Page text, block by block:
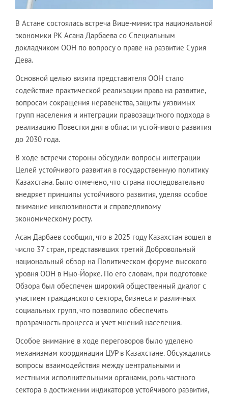
В Астане состоялась встреча Вице-министра национальной
экономики РК Асана Дарбаева со Специальным
докладчиком ООН по вопросу о праве на развитие Сурия
Дева.
Основной целью визита представителя ООН стало
содействие практической реализации права на развитие,
вопросам сокращения неравенства, защиты уязвимых
групп населения и интеграции правозащитного подхода в
реализацию Повестки дня в области устойчивого развития
до 2030 года.
В ходе встречи стороны обсудили вопросы интеграции
Целей устойчивого развития в государственную политику
Казахстана. Было отмечено, что страна последовательно
внедряет принципы устойчивого развития, уделяя особое
внимание инклюзивности и справедливому
экономическому росту.
Асан Дарбаев сообщил, что в 2025 году Казахстан вошел в
число 37 стран, представивших третий Добровольный
национальный обзор на Политическом форуме высокого
уровня ООН в Нью-Йорке. По его словам, при подготовке
Обзора был обеспечен широкий общественный диалог с
участием гражданского сектора, бизнеса и различных
социальных групп, что позволило обеспечить
прозрачность процесса и учет мнений населения.
Особое внимание в ходе переговоров было уделено
механизмам координации ЦУР в Казахстане. Обсуждались
вопросы взаимодействия между центральными и
местными исполнительными органами, роль частного
сектора в достижении индикаторов устойчивого развития,